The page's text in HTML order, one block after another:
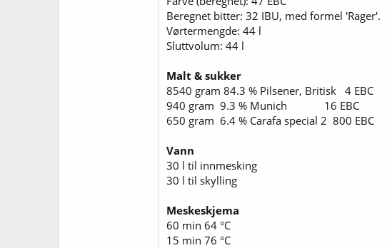
Beregnet bitter: 32 IBU, med formel 'Rager'.
Vørtermengde: 44 l
Sluttvolum: 44 l
Malt & sukker
8540 gram 84.3 % Pilsener, Britisk 4 EBC
940 gram 9.3 % Munich 16 EBC
650 gram 6.4 % Carafa special 2 800 EBC
Vann
30 l til innmesking
30 l til skylling
Meskeskjema
60 min 64 °C
15 min 76 °C